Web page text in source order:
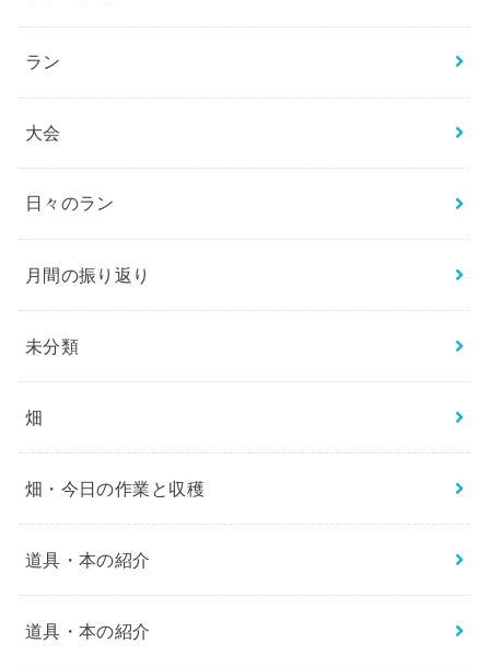
ラン
大会
日々のラン
月間の振り返り
未分類
畑
畑・今日の作業と収穫
道具・本の紹介
道具・本の紹介